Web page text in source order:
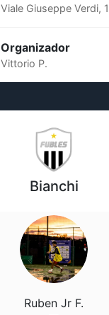
Viale Giuseppe Verdi,
Organizador
Vittorio P.
Bianchi
Ruben Jr F.